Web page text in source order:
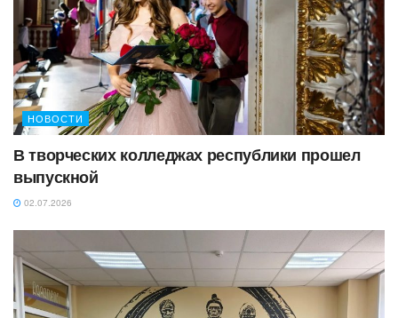
НОВОСТИ
В творческих колледжах республики прошел
выпускной
02.07.2026